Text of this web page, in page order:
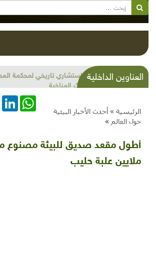
العناوين الداخليةشذرات بيئية وتنموية...بنية
وحاكورة ونوبل وزيتون و"سيباط"
الرئيسية » أحدث الأخبار البيئية
حول العالم »
WhatsApp
ملايين علبة حليب